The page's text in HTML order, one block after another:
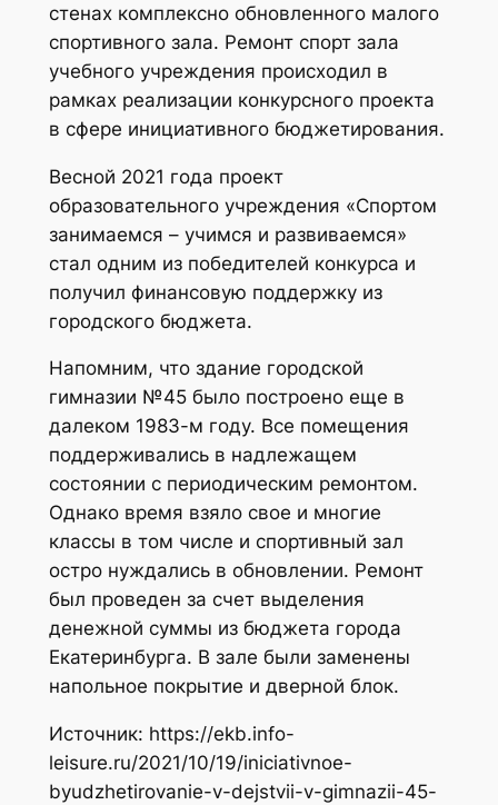
стенах комплексно обновленного малого
спортивного зала. Ремонт спорт зала
учебного учреждения происходил в
рамках реализации конкурсного проекта
в сфере инициативного бюджетирования.
Весной 2021 года проект
образовательного учреждения «Спортом
занимаемся – учимся и развиваемся»
стал одним из победителей конкурса и
получил финансовую поддержку из
городского бюджета.
Напомним, что здание городской
гимназии №45 было построено еще в
далеком 1983-м году. Все помещения
поддерживались в надлежащем
состоянии с периодическим ремонтом.
Однако время взяло свое и многие
классы в том числе и спортивный зал
остро нуждались в обновлении. Ремонт
был проведен за счет выделения
денежной суммы из бюджета города
Екатеринбурга. В зале были заменены
напольное покрытие и дверной блок.
Источник: https://ekb.info-
leisure.ru/2021/10/19/iniciativnoe-
byudzhetirovanie-v-dejstvii-v-gimnazii-45-